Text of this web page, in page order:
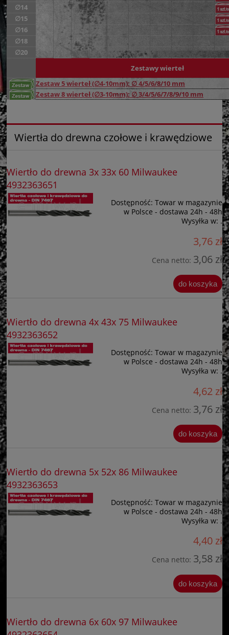
∅14
∅15
∅16
∅18
∅20
Zestawy wierteł
Zestaw 5 wierteł (∅4-10mm): ∅ 4/5/6/8/10 mm
Zestaw 8 wierteł (∅3-10mm): ∅ 3/4/5/6/7/8/9/10 mm
Wiertła do drewna czołowe i krawędziowe
Wiertło do drewna 3x 33x 60 Milwaukee
4932363651
Dostępność: Towar w magazynie
w Polsce - dostawa 24h - 48h
Wysyłka w: .
3,76 zł
Cena netto: 3,06 zł
do koszyka
Wiertło do drewna 4x 43x 75 Milwaukee
4932363652
Dostępność: Towar w magazynie
w Polsce - dostawa 24h - 48h
Wysyłka w: .
4,62 zł
Cena netto: 3,76 zł
do koszyka
Wiertło do drewna 5x 52x 86 Milwaukee
4932363653
Dostępność: Towar w magazynie
w Polsce - dostawa 24h - 48h
Wysyłka w: .
4,40 zł
Cena netto: 3,58 zł
do koszyka
Wiertło do drewna 6x 60x 97 Milwaukee